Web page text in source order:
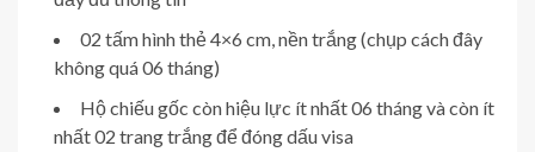
02 tấm hình thẻ 4×6 cm, nền trắng (chụp cách đây
không quá 06 tháng)
Hộ chiếu gốc còn hiệu lực ít nhất 06 tháng và còn ít
nhất 02 trang trắng để đóng dấu visa